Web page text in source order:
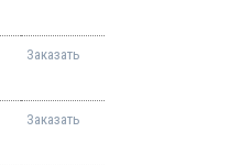
Заказать
Заказать